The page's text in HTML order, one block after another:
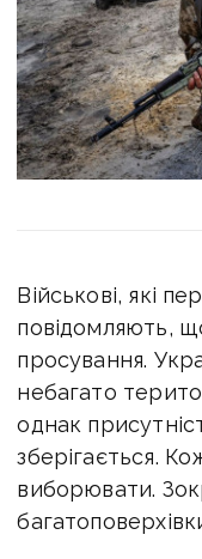
Військові, які
повідомляють,
просування.
небагато
однак
зберігається.
виборювати.